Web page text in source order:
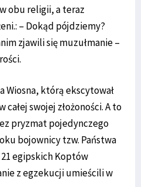
obu religii, a teraz
– Dokąd pójdziemy?
zjawili się muzułmanie –
Wiosna, którą ekscytował
całej swojej złożoności. A to
pryzmat pojedynczego
bojownicy tzw. Państwa
egipskich Koptów
z egzekucji umieścili w